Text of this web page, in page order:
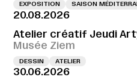
EXPOSITION SAISON
20.08.2026
Atelier créatif Jeudi
Musée Ziem
DESSIN ATELIER
30.06.2026